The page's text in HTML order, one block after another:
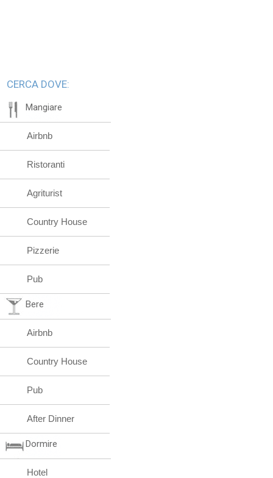
CERCA DOVE:
Mangiare
Airbnb
Ristoranti
Agriturist
Country House
Pizzerie
Pub
Bere
Airbnb
Country House
Pub
After Dinner
Dormire
Hotel